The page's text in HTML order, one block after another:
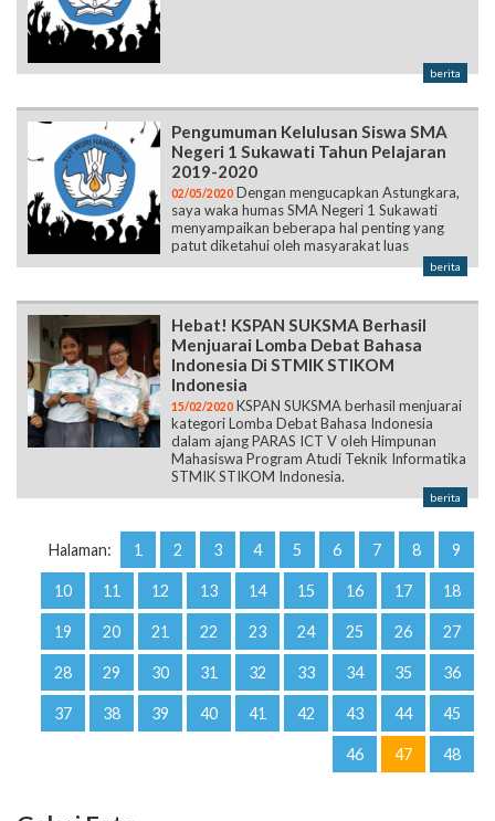
berita
Pengumuman Kelulusan Siswa SMA
Negeri 1 Sukawati Tahun Pelajaran
2019-2020
02/05/2020 Dengan mengucapkan Astungkara,
saya waka humas SMA Negeri 1 Sukawati
menyampaikan beberapa hal penting yang
patut diketahui oleh masyarakat luas
berita
Hebat! KSPAN SUKSMA Berhasil
Menjuarai Lomba Debat Bahasa
Indonesia Di STMIK STIKOM
Indonesia
15/02/2020 KSPAN SUKSMA berhasil menjuarai
kategori Lomba Debat Bahasa Indonesia
dalam ajang PARAS ICT V oleh Himpunan
Mahasiswa Program Atudi Teknik Informatika
STMIK STIKOM Indonesia.
berita
Halaman: 1 2 3 4 5 6 7 8 9
10 11 12 13 14 15 16 17 18
19 20 21 22 23 24 25 26 27
28 29 30 31 32 33 34 35 36
37 38 39 40 41 42 43 44 45
46 47 48